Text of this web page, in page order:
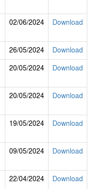
02/06/2024 Download
26/05/2024
Download
20/05/2024 Download
20/05/2024 Download
19/05/2024 Download
09/05/2024 Download
22/04/2024 Download